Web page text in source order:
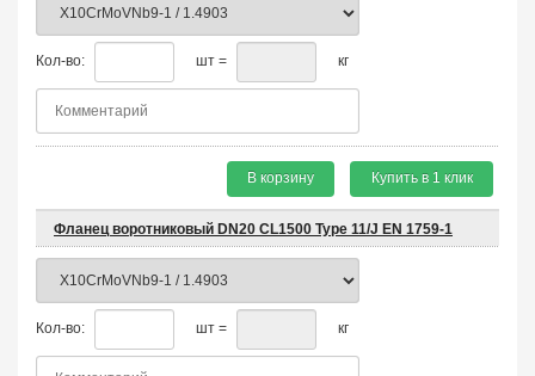
Кол-во: шт = кг
В корзину Купить в 1 клик
Фланец воротниковый DN20 CL1500 Type 11/J EN 1759-1
Кол-во: шт = кг